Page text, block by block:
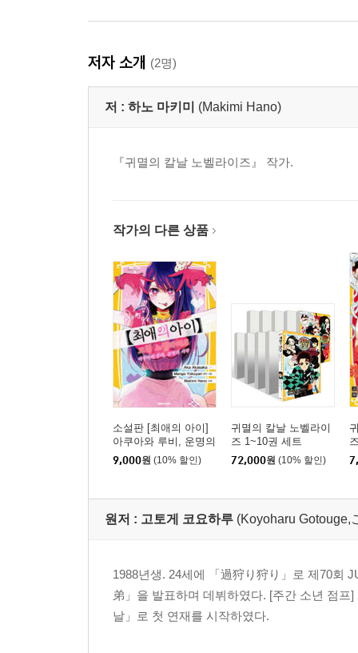
저자 소개 (2명)
저 : 하노 마키미 (Makimi Hano)
『귀멸의 칼날 노벨라이즈』 작가.
작가의 다른 상품
소설판 [최애의 아이]
아쿠아와 루비, 운명의
시작
9,000원 (10% 할인)
귀멸의 칼날 노벨라이
즈 1~10권 세트
72,000원 (10% 할인)
원저 : 고토게 코요하루 (Koyoharu Gotouge,
1988년생. 24세에 「過狩り狩り」로 제70회
弟」을 발표하며 데뷔하였다. [주간 소년 점
날」로 첫 연재를 시작하였다.